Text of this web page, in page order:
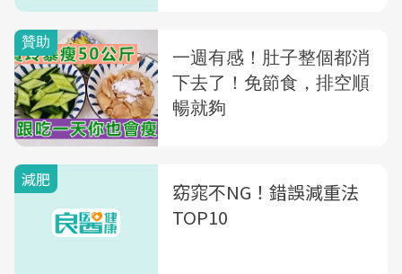
減肥
窈窕不NG！錯誤減重法
TOP10